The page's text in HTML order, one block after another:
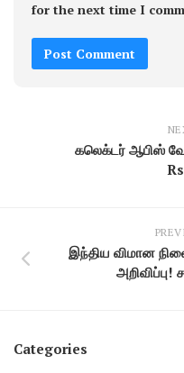
for the next time I
கலெக்டர் ஆபிஸ்
இந்திய விமான
அறிவிப்பு!
Categories